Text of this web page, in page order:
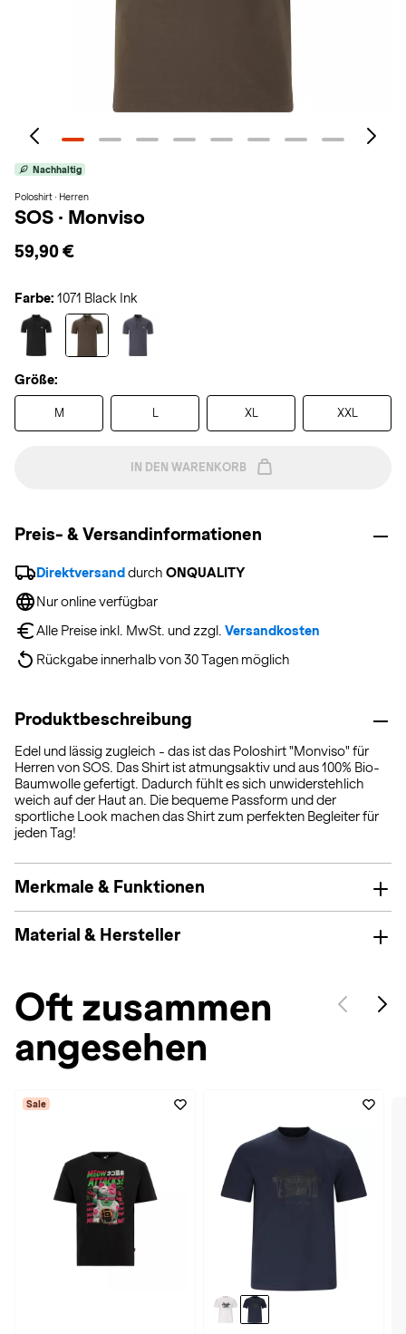
Nachhaltig
Poloshirt · Herren
SOS · Monviso
59,90 €
Farbe: 1071 Black Ink
Größe:
M L XL XXL
IN DEN WARENKORB
Preis- & Versandinformationen
Direktversand durch ONQUALITY
Nur online verfügbar
Alle Preise inkl. MwSt. und zzgl. Versandkosten
Rückgabe innerhalb von 30 Tagen möglich
Produktbeschreibung
Edel und lässig zugleich - das ist das Poloshirt "Monviso" für
Herren von SOS. Das Shirt ist atmungsaktiv und aus 100% Bio-
Baumwolle gefertigt. Dadurch fühlt es sich unwiderstehlich
weich auf der Haut an. Die bequeme Passform und der
sportliche Look machen das Shirt zum perfekten Begleiter für
jeden Tag!
Merkmale & Funktionen
Material & Hersteller
Oft zusammen
angesehen
Sale